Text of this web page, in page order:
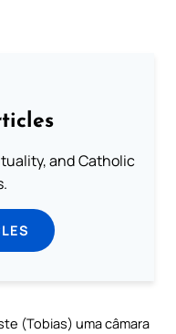
and Catholic
(Tobias) uma câmara